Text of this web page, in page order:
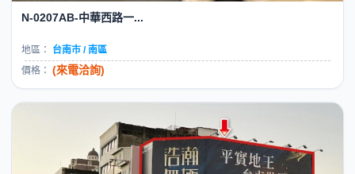
N-0207AB-中華西路一...
地區：
台南市 / 南區
價格： (來電洽詢)